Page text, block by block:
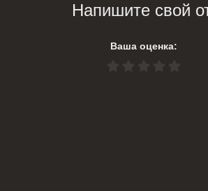
Напишите свой
Ваша оценка: